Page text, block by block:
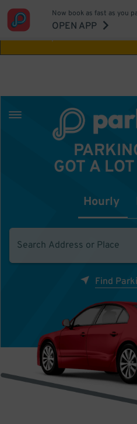
Aw Shucks!
Now book as fast as you
OPEN APP
GOT A
Hourly
Find